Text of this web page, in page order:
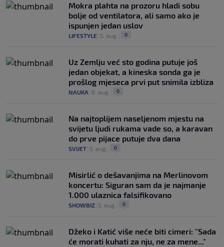
Mokra plahta na prozoru hladi sobu
bolje od ventilatora, ali samo ako je
ispunjen jedan uslov
LIFESTYLE 5. aug. 0
Uz Zemlju već sto godina putuje još
jedan objekat, a kineska sonda ga je
prošlog mjeseca prvi put snimila izbliza
NAUKA 6. aug. 0
Na najtoplijem naseljenom mjestu na
svijetu ljudi rukama vade so, a karavan
do prve pijace putuje dva dana
SVIJET 5. aug. 0
Misirlić o dešavanjima na Merlinovom
koncertu: Siguran sam da je najmanje
1.000 ulaznica falsifikovano
SHOWBIZ 5. aug. 0
Džeko i Katić više neće biti cimeri: "Sada
će morati kuhati za nju, ne za mene..."